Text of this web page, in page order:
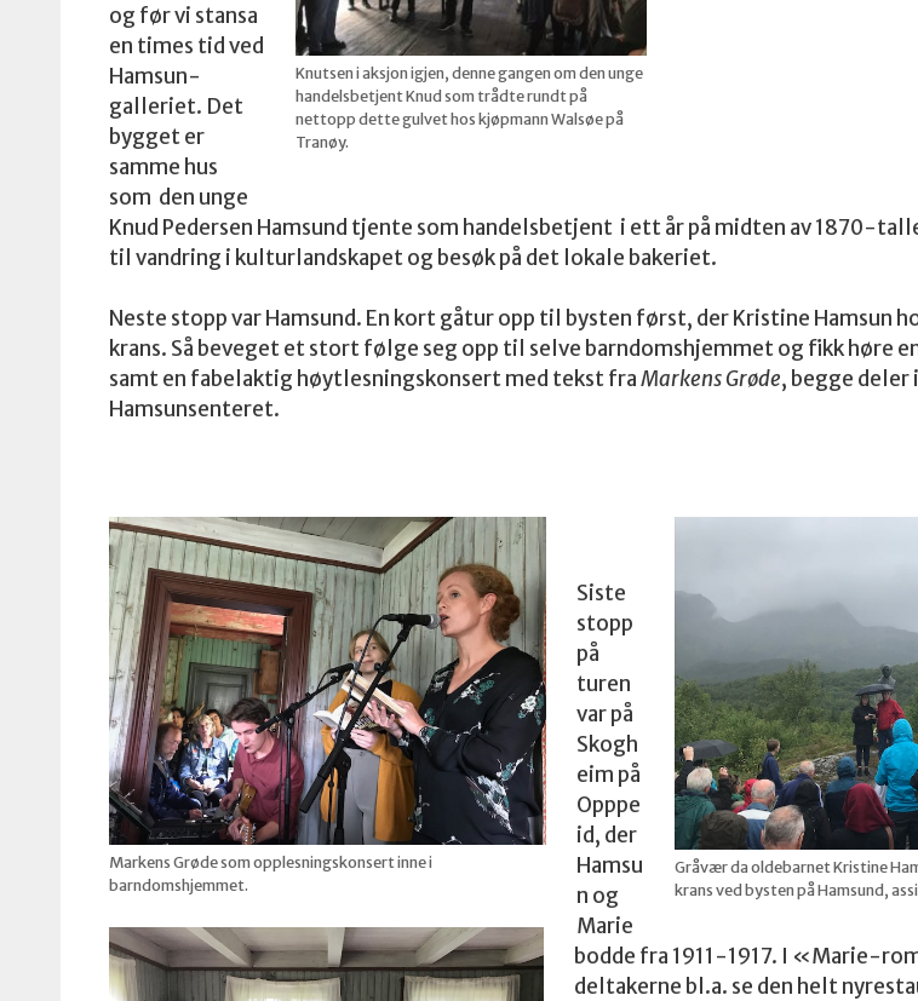
Knutsen i aksjon igjen, denne gangen om den unge
handelsbetjent Knud som trådte rundt på
nettopp dette gulvet hos kjøpmann Walsøe på
Tranøy.
og før vi stansa
en times tid ved
Hamsun-
galleriet. Det
bygget er
samme hus
som den unge
Knud Pedersen Hamsund tjente som handelsbetjent i ett år på midten av 1870-
til vandring i kulturlandskapet og besøk på det lokale bakeriet.
Neste stopp var Hamsund. En kort gåtur opp til bysten først, der Kristine Hamsun
krans. Så beveget et stort følge seg opp til selve barndomshjemmet og fikk høre
samt en fabelaktig høytlesningskonsert med tekst fraMarkens Grøde, begge deler
Hamsunsenteret.
Gråvær da oldebarnet Kristine
krans ved bysten på Hamsund,
Markens Grøde som opplesningskonsert inne i
barndomshjemmet.
Siste
stopp
på
turen
var på
Skogh
eim på
Opppe
id, der
Hamsu
n og
Marie
bodde fra 1911-1917. I «Marie-
deltakerne bl.a. se den helt